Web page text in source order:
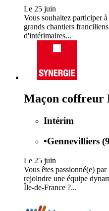
Le 25 juin
Vous souhaitez participer
grands chantiers
d'intérimaires...
Maçon coffreur
Intérim
•Gennevilliers
Le 25 juin
Vous êtes passionné(e)
rejoindre une équipe
Île-de-France ?...